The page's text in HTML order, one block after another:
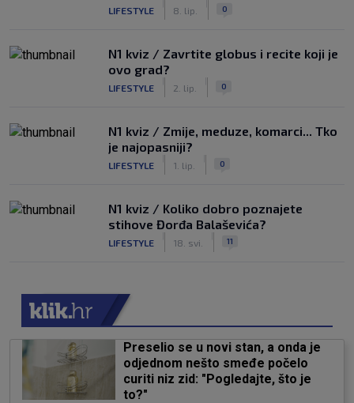
LIFESTYLE 8. lip. 0
N1 kviz / Zavrtite globus i recite koji je
ovo grad?
LIFESTYLE 2. lip. 0
N1 kviz / Zmije, meduze, komarci... Tko
je najopasniji?
LIFESTYLE 1. lip. 0
N1 kviz / Koliko dobro poznajete
stihove Đorđa Balaševića?
LIFESTYLE 18. svi. 11
Preselio se u novi stan, a onda je
odjednom nešto smeđe počelo
curiti niz zid: "Pogledajte, što je
to?"